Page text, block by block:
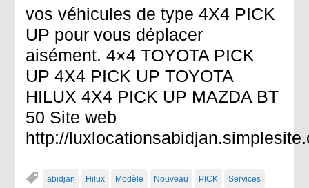
vos véhicules de type 4X4 PICK
UP pour vous déplacer
aisément. 4×4 TOYOTA PICK
UP 4X4 PICK UP TOYOTA
HILUX 4X4 PICK UP MAZDA BT
50 Site web
http://
abidjan Hilux Modèle Nouveau PICK Services